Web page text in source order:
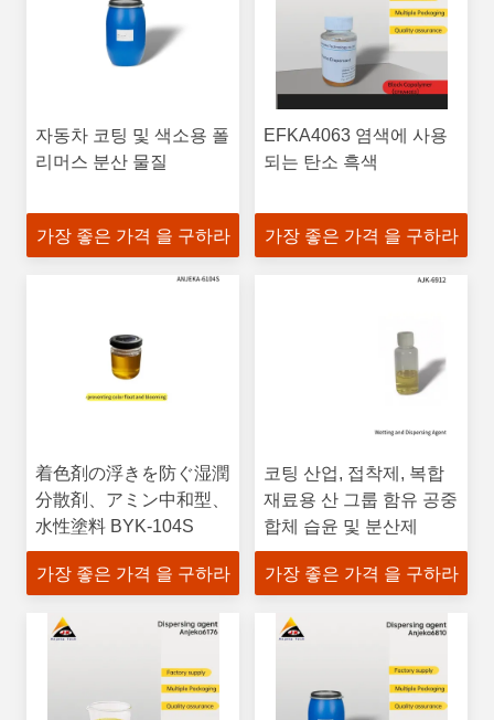
자동차 코팅 및 색소용 폴
리머스 분산 물질
가장 좋은 가격 을 구하라
EFKA4063 염색에 사용
되는 탄소 흑색
가장 좋은 가격 을 구하라
着色剤の浮きを防ぐ湿潤
分散剤、アミン中和型、
水性塗料 BYK-104S
가장 좋은 가격 을 구하라
코팅 산업, 접착제, 복합
재료용 산 그룹 함유 공중
합체 습윤 및 분산제
가장 좋은 가격 을 구하라